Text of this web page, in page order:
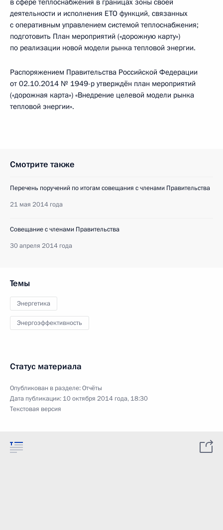
в сфере теплоснабжения в границах зоны своей
деятельности и исполнения ЕТО функций, связанных
с оперативным управлением системой теплоснабжения;
подготовить План мероприятий («дорожную карту»)
по реализации новой модели рынка тепловой энергии.
Распоряжением Правительства Российской Федерации
от 02.10.2014 № 1949-р утверждён план мероприятий
(«дорожная карта») «Внедрение целевой модели рынка
тепловой энергии».
Смотрите также
Перечень поручений по итогам совещания с членами Правительства
21 мая 2014 года
Совещание с членами Правительства
30 апреля 2014 года
Темы
Энергетика
Энергоэффективность
Статус материала
Опубликован в разделе:Отчёты
Дата публикации: 10 октября 2014 года, 18:30
Текстовая версия